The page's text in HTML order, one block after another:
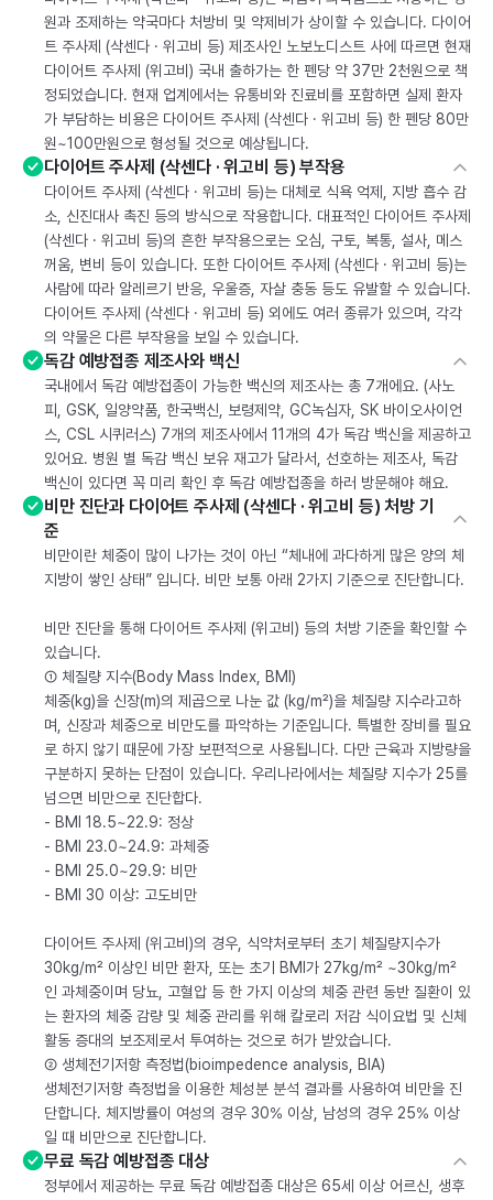
원과 조제하는 약국마다 처방비 및 약제비가 상이할 수 있습니다. 다이어
트 주사제 (삭센다 · 위고비 등) 제조사인 노보노디스트 사에 따르면 현재
다이어트 주사제 (위고비) 국내 출하가는 한 펜당 약 37만 2천원으로 책
정되었습니다. 현재 업계에서는 유통비와 진료비를 포함하면 실제 환자
가 부담하는 비용은 다이어트 주사제 (삭센다 · 위고비 등) 한 펜당 80만
원~100만원으로 형성될 것으로 예상됩니다.
다이어트 주사제 (삭센다 · 위고비 등) 부작용
다이어트 주사제 (삭센다 · 위고비 등)는 대체로 식욕 억제, 지방 흡수 감
소, 신진대사 촉진 등의 방식으로 작용합니다. 대표적인 다이어트 주사제
(삭센다 · 위고비 등)의 흔한 부작용으로는 오심, 구토, 복통, 설사, 메스
꺼움, 변비 등이 있습니다. 또한 다이어트 주사제 (삭센다 · 위고비 등)는
사람에 따라 알레르기 반응, 우울증, 자살 충동 등도 유발할 수 있습니다.
다이어트 주사제 (삭센다 · 위고비 등) 외에도 여러 종류가 있으며, 각각
의 약물은 다른 부작용을 보일 수 있습니다.
독감 예방접종 제조사와 백신
국내에서 독감 예방접종이 가능한 백신의 제조사는 총 7개에요. (사노
피, GSK, 일양약품, 한국백신, 보령제약, GC녹십자, SK 바이오사이언
스, CSL 시퀴러스) 7개의 제조사에서 11개의 4가 독감 백신을 제공하고
있어요. 병원 별 독감 백신 보유 재고가 달라서, 선호하는 제조사, 독감
백신이 있다면 꼭 미리 확인 후 독감 예방접종을 하러 방문해야 해요.
비만 진단과 다이어트 주사제 (삭센다 · 위고비 등) 처방 기
준
비만이란 체중이 많이 나가는 것이 아닌 “체내에 과다하게 많은 양의 체
지방이 쌓인 상태” 입니다. 비만 보통 아래 2가지 기준으로 진단합니다.
비만 진단을 통해 다이어트 주사제 (위고비) 등의 처방 기준을 확인할 수
있습니다.
① 체질량 지수(Body Mass Index, BMI)
체중(kg)을 신장(m)의 제곱으로 나눈 값 (kg/m²)을 체질량 지수라고하
며, 신장과 체중으로 비만도를 파악하는 기준입니다. 특별한 장비를 필요
로 하지 않기 때문에 가장 보편적으로 사용됩니다. 다만 근육과 지방량을
구분하지 못하는 단점이 있습니다. 우리나라에서는 체질량 지수가 25를
넘으면 비만으로 진단합다.
- BMI 18.5~22.9: 정상
- BMI 23.0~24.9: 과체중
- BMI 25.0~29.9: 비만
- BMI 30 이상: 고도비만
다이어트 주사제 (위고비)의 경우, 식약처로부터 초기 체질량지수가
30kg/m² 이상인 비만 환자, 또는 초기 BMI가 27kg/m² ~30kg/m²
인 과체중이며 당뇨, 고혈압 등 한 가지 이상의 체중 관련 동반 질환이 있
는 환자의 체중 감량 및 체중 관리를 위해 칼로리 저감 식이요법 및 신체
활동 증대의 보조제로서 투여하는 것으로 허가 받았습니다.
② 생체전기저항 측정법(bioimpedence analysis, BIA)
생체전기저항 측정법을 이용한 체성분 분석 결과를 사용하여 비만을 진
단합니다. 체지방률이 여성의 경우 30% 이상, 남성의 경우 25% 이상
일 때 비만으로 진단합니다.
무료 독감 예방접종 대상
정부에서 제공하는 무료 독감 예방접종 대상은 65세 이상 어르신, 생후